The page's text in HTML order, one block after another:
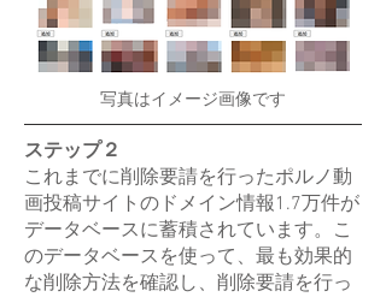
写真はイメージ画像です
ステップ２
これまでに削除要請を行ったポルノ動
画投稿サイトのドメイン情報1.7万件が
データベースに蓄積されています。こ
のデータベースを使って、最も効果的
な削除方法を確認し、削除要請を行っ